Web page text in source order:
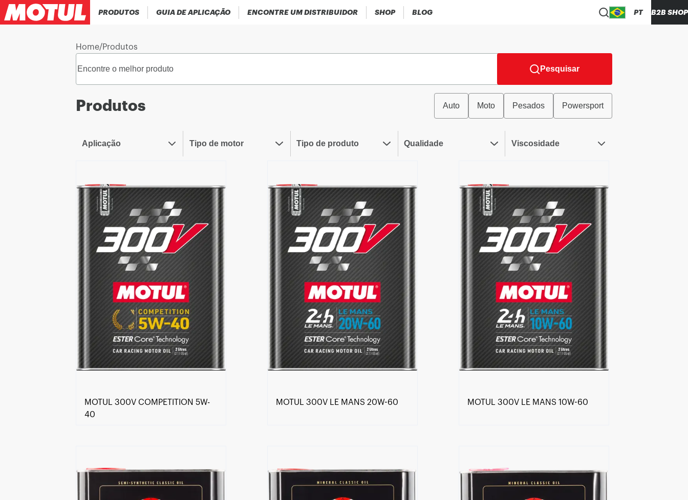
PRODUTOS GUIA DE APLICAÇÃO ENCONTRE UM DISTRIBUIDOR SHOP BLOG PT B2B SHOP
Home/Produtos
Pesquisar
Produtos Auto Moto Pesados Powersport
Aplicação Tipo de motor Tipo de produto Qualidade Viscosidade
MOTUL 300V COMPETITION 5W-
40
MOTUL 300V LE MANS 20W-60 MOTUL 300V LE MANS 10W-60